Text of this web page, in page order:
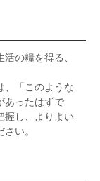
の糧を得る、
、「このような
あったはずで
握し、よりよい
い。